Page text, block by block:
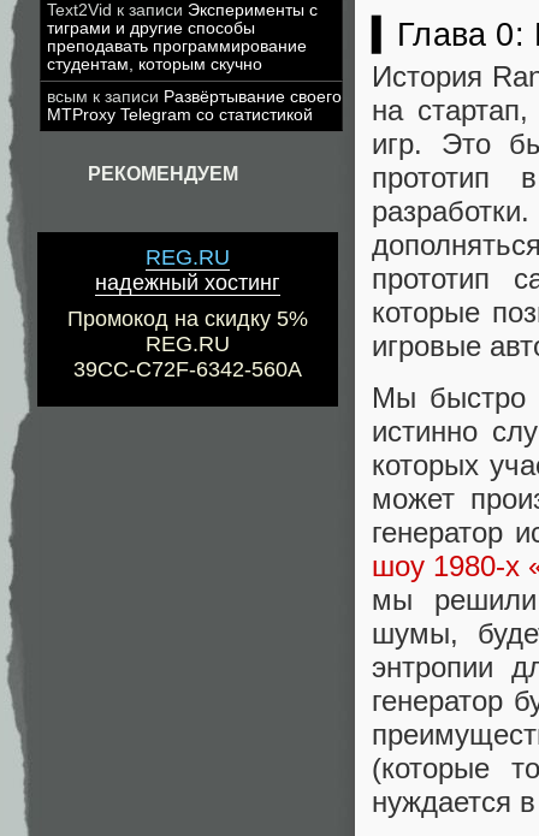
Text2Vid к записи Эксперименты с
тиграми и другие способы
преподавать программирование
студентам, которым скучно
всым к записи Развёртывание своего
MTProxy Telegram со статистикой
РЕКОМЕНДУЕМ
REG.RU
надежный хостинг
Промокод на скидку 5%
REG.RU
39CC-C72F-6342-560A
▍Глава
История
на
игр. Это
прототип
прототип
которые
игровые
Мы быстро
истинно
которых
может
генератор
шоу 1980-х
мы
шумы,
энтропии
генератор
(которые
нуждается